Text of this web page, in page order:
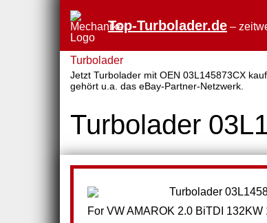
Top-Turbolader.de –
Turbolader
Jetzt Turbolader mit OEN 03L145873CX
gehört u.a. das eBay-Partner-Netzwerk.
Turbolader
For VW AMAROK 2.0 BiTDI 132KW